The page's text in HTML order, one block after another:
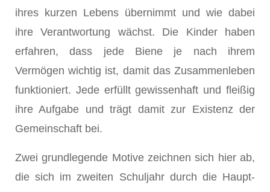
ihres kurzen Lebens übernimmt und wie dabei
ihre Verantwortung wächst. Die Kinder haben
erfahren, dass jede Biene je nach ihrem
Vermögen wichtig ist, damit das Zusammenleben
funktioniert. Jede erfüllt gewissenhaft und fleißig
ihre Aufgabe und trägt damit zur Existenz der
Gemeinschaft bei.
Zwei grundlegende Motive zeichnen sich hier ab,
die sich im zweiten Schuljahr durch die Haupt-